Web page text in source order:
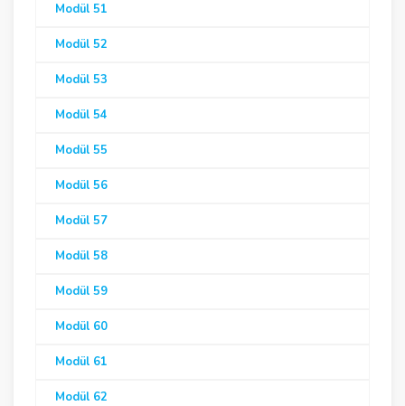
Modül 51
Modül 52
Modül 53
Modül 54
Modül 55
Modül 56
Modül 57
Modül 58
Modül 59
Modül 60
Modül 61
Modül 62